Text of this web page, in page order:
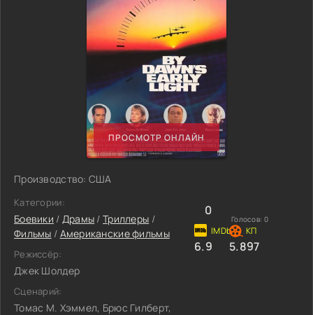
ПРОСМОТР ОНЛАЙН
Производство: США
Категории:
Боевики / Драмы /Триллеры /
Фильмы / Американские фильмы
Режиссёр:
Джек Шолдер
Сценарий:
Томас М. Хэммел, Брюс Гилберт,
0
Голосов: 0
6.9 5.897